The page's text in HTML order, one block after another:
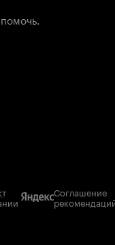
Соглашение